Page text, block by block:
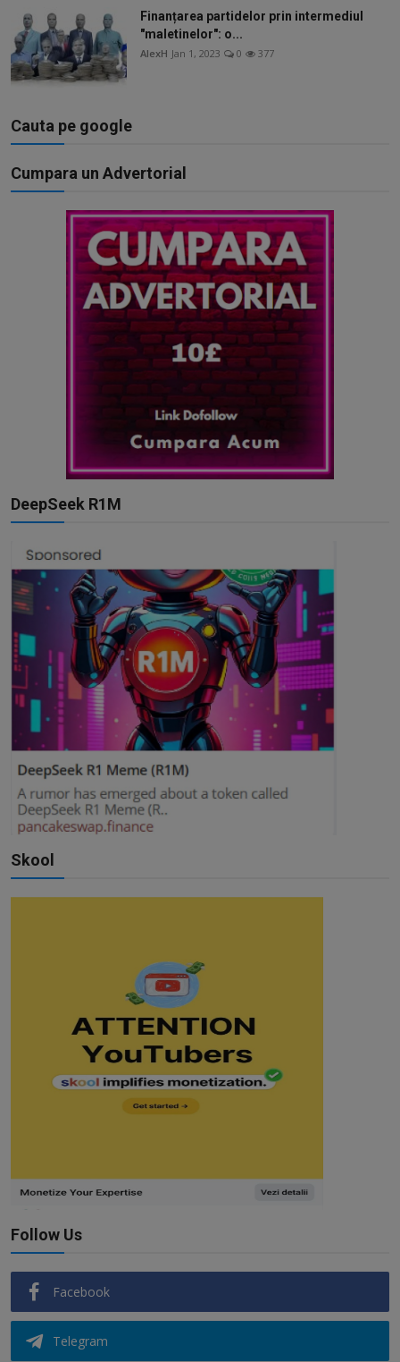
Finanțarea partidelor prin intermediul
"maletinelor": o...
AlexH Jan 1, 2023 0 377
Cauta pe google
Cumpara un Advertorial
DeepSeek R1M
Skool
Follow Us
Facebook
Telegram